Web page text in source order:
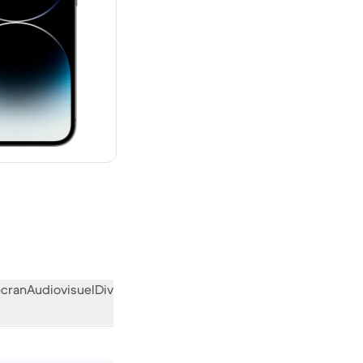
AudiovisuelDivers